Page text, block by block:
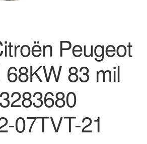
Peugeot
68KW 83 mil
07TVT-21